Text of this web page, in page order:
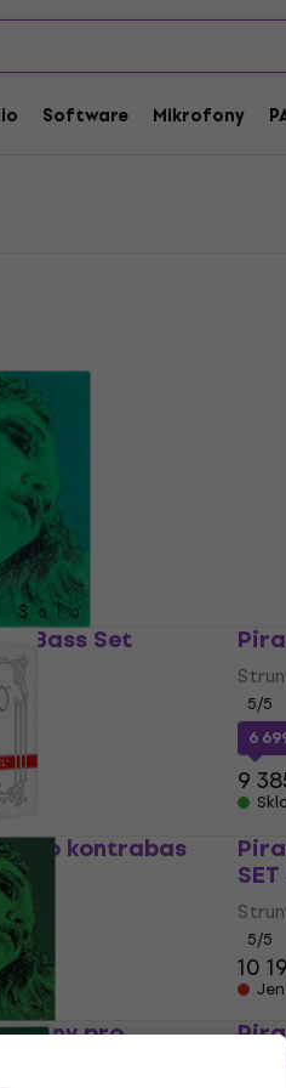
Software Mikrofony
Bass Set
5/5
6
9
pro kontrabas
5/5
10
pro